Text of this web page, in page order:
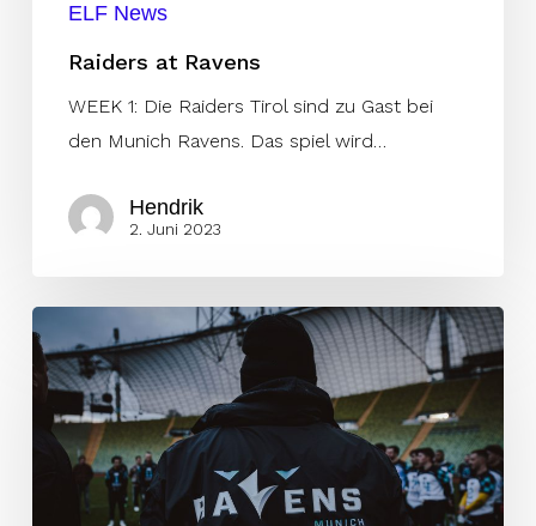
ELF News
Raiders at Ravens
WEEK 1: Die Raiders Tirol sind zu Gast bei
den Munich Ravens. Das spiel wird…
Hendrik
2. Juni 2023
bauen
D-
Line